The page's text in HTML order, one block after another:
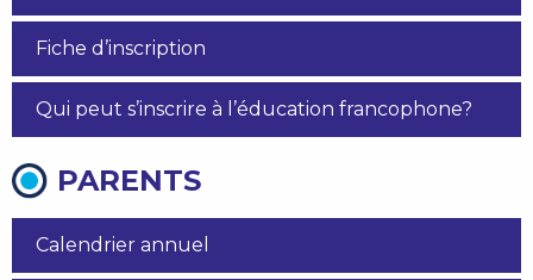
Fiche d’inscription
Qui peut s’inscrire à l’éducation francophone?
PARENTS
Calendrier annuel